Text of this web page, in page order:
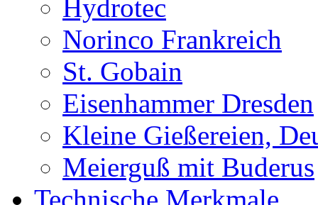
Hydrotec
Norinco Frankreich
St. Gobain
Eisenhammer Dresden
Kleine Gießereien,
Meierguß mit Buderus
Technische Merkmale